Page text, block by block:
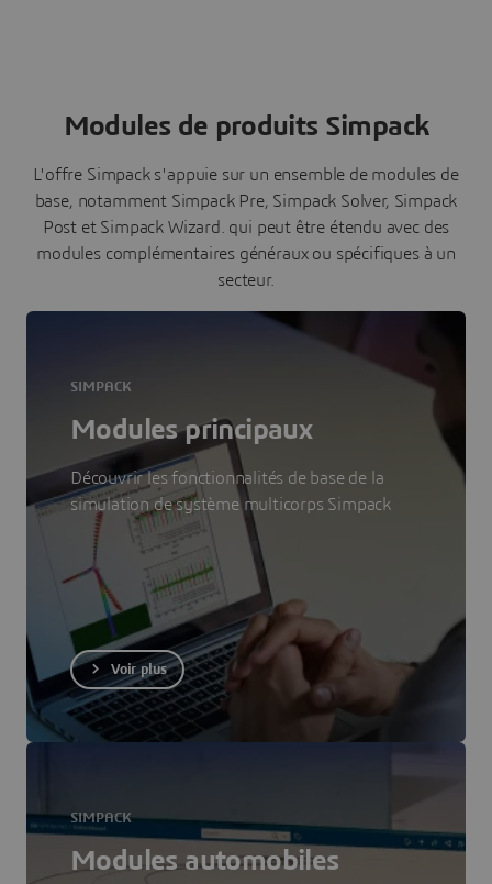
Modules de produits Simpack
L'offre Simpack s'appuie sur un ensemble de modules de
base, notamment Simpack Pre, Simpack Solver, Simpack
Post et Simpack Wizard. qui peut être étendu avec des
modules complémentaires généraux ou spécifiques à un
secteur.
SIMPACK
Modules principaux
Découvrir les fonctionnalités de base de la
simulation de système multicorps Simpack
Voir plus
SIMPACK
Modules automobiles